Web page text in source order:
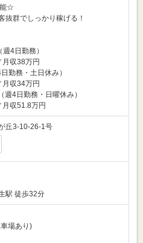
能☆
抜群でしっかり稼げる！
4日勤務）
収38万円
勤務・土日休み）
収34万円
4日勤務・日曜休み）
収51.8万円
丘3-10-26-1号
駅 徒歩32分
場あり)